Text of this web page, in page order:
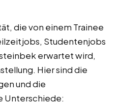
die von einem Trainee
Studentenjobs
erwartet wird,
Hier sind die
und die
Unterschiede: